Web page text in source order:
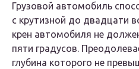
Грузовой автомобиль
с крутизной до двадцати
крен автомобиля не
пяти градусов.
глубина которого не